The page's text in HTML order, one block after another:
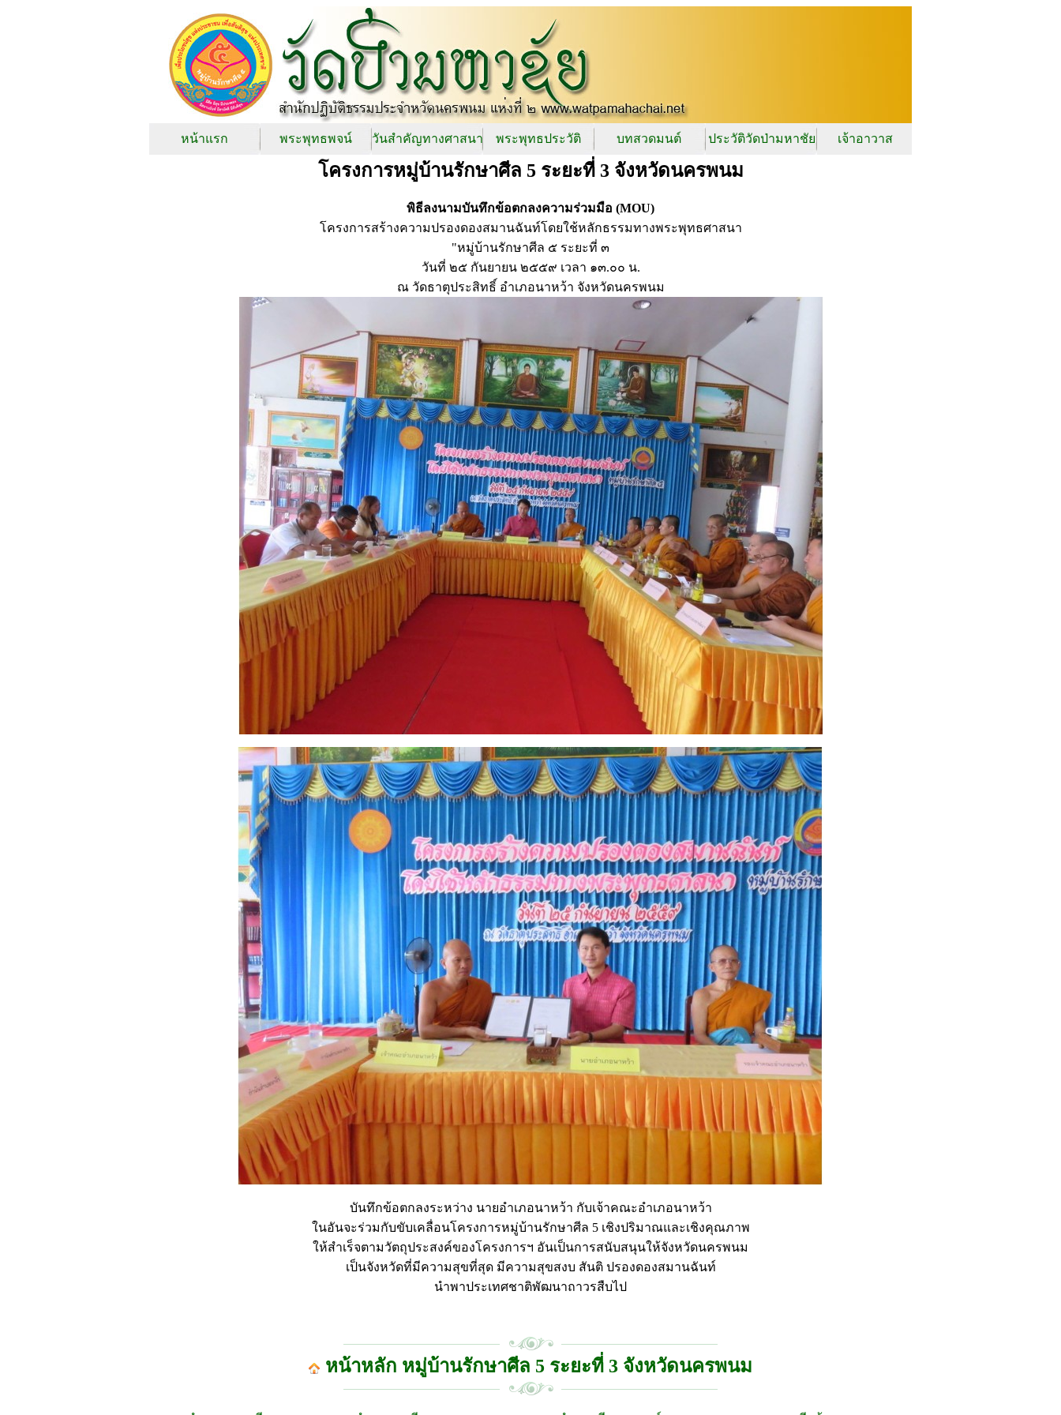
หน้าแรก พระพุทธพจน์ วันสำคัญทางศาสนา พระพุทธประวัติ บทสวดมนต์ ประวัติวัดป่ามหาชัย เจ้าอาวาส
โครงการหมู่บ้านรักษาศีล 5 ระยะที่ 3 จังหวัดนครพนม
พิธีลงนามบันทึกข้อตกลงความร่วมมือ (MOU)
โครงการสร้างความปรองดองสมานฉันท์โดยใช้หลักธรรมทางพระพุทธศาสนา
"หมู่บ้านรักษาศีล ๕ ระยะที่ ๓
วันที่ ๒๕ กันยายน ๒๕๕๙ เวลา ๑๓.๐๐ น.
ณ วัดธาตุประสิทธิ์ อำเภอนาหว้า จังหวัดนครพนม
บันทึกข้อตกลงระหว่าง นายอำเภอนาหว้า กับเจ้าคณะอำเภอนาหว้า
ในอันจะร่วมกับขับเคลื่อนโครงการหมู่บ้านรักษาศีล 5 เชิงปริมาณและเชิงคุณภาพ
ให้สำเร็จตามวัตถุประสงค์ของโครงการฯ อันเป็นการสนับสนุนให้จังหวัดนครพนม
เป็นจังหวัดที่มีความสุขที่สุด มีความสุขสงบ สันติ ปรองดองสมานฉันท์
นำพาประเทศชาติพัฒนาถาวรสืบไป
หน้าหลัก หมู่บ้านรักษาศีล 5 ระยะที่ 3 จังหวัดนครพนม